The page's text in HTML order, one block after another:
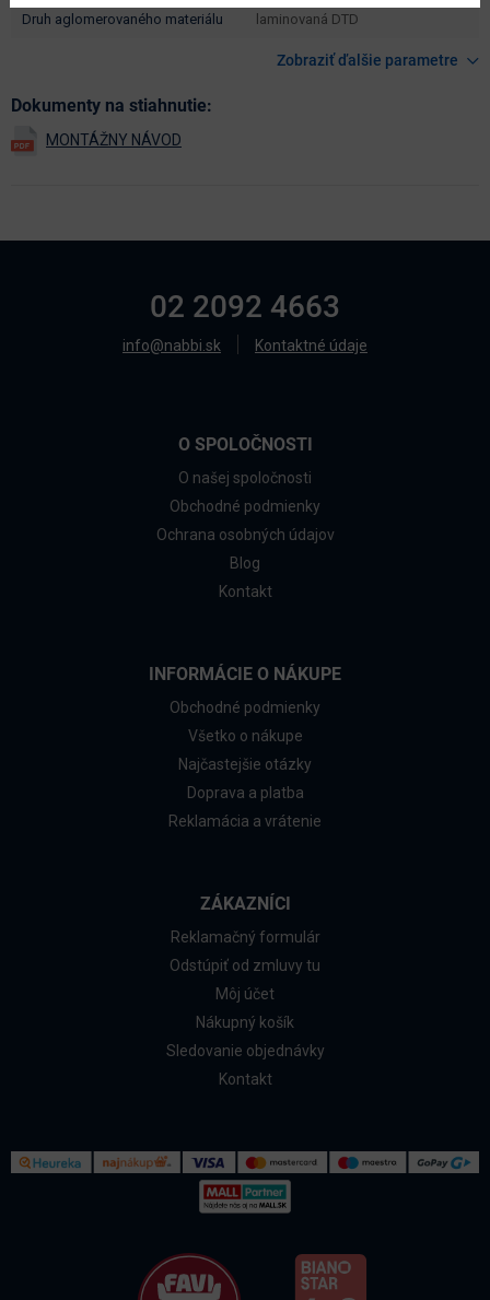
druh aglomerovaného materiálu laminovaná DTD
Zobraziť ďalšie parametre
Dokumenty na stiahnutie:
02 2092 4663
info@nabbi.sk Kontaktné údaje
O SPOLOČNOSTI
O našej spoločnosti
Obchodné podmienky
Ochrana osobných údajov
Blog
Kontakt
INFORMÁCIE O NÁKUPE
Obchodné podmienky
Všetko o nákupe
Najčastejšie otázky
Doprava a platba
Reklamácia a vrátenie
ZÁKAZNÍCI
Reklamačný formulár
Odstúpiť od zmluvy tu
Môj účet
Nákupný košík
Sledovanie objednávky
Kontakt